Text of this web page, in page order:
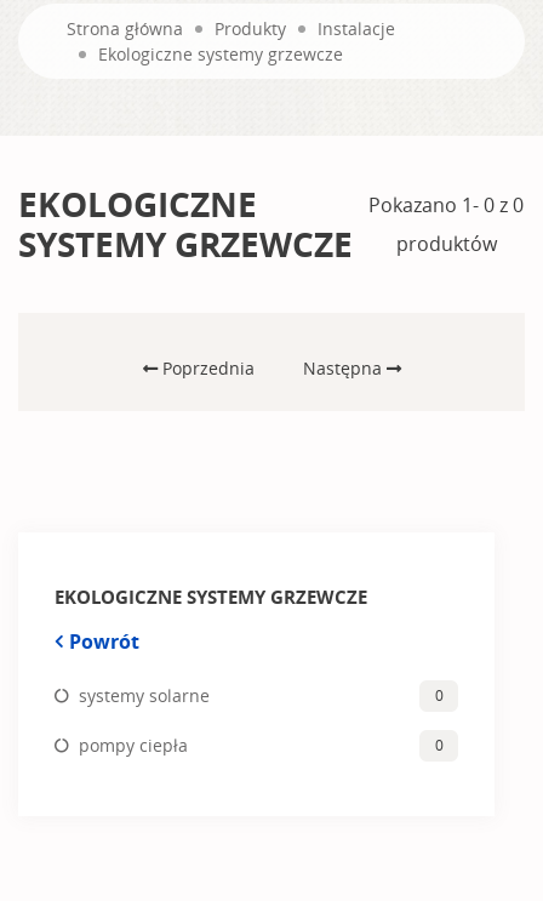
Strona główna Produkty
Instalacje
Ekologiczne systemy grzewcze
EKOLOGICZNE SYSTEMY GRZEWCZE
Powrót
systemy solarne 0
pompy ciepła 0
EKOLOGICZNE
SYSTEMY GRZEWCZE
Pokazano 1- 0 z 0
produktów
Poprzednia Następna